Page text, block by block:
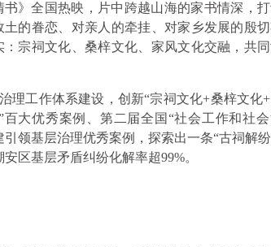
》全国热映，片中跨越山海的家书情深，
的眷恋、对亲人的牵挂、对家乡发展的殷切
宗祠文化、桑梓文化、家风文化交融，共
理工作体系建设，创新“宗祠文化+桑梓文化
大优秀案例、第二届全国“社会工作和社会
领基层治理优秀案例，探索出一条“古祠解
区基层矛盾纠纷化解率超99%。